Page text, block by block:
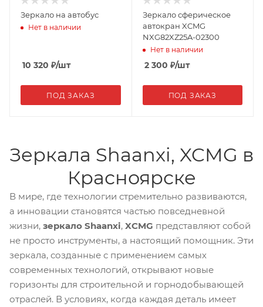
Зеркало на автобус
Нет в наличии
10 320 ₽/шт
ПОД ЗАКАЗ
Зеркало сферическое
автокран XCMG
NXG82XZ25A-02300
Нет в наличии
2 300 ₽/шт
ПОД ЗАКАЗ
Зеркала Shaanxi, XCMG в
Красноярске
В мире, где технологии стремительно развиваются,
а инновации становятся частью повседневной
жизни, зеркало Shaanxi, XCMG представляют собой
не просто инструменты, а настоящий помощник. Эти
зеркала, созданные с применением самых
современных технологий, открывают новые
горизонты для строительной и горнодобывающей
отраслей. В условиях, когда каждая деталь имеет